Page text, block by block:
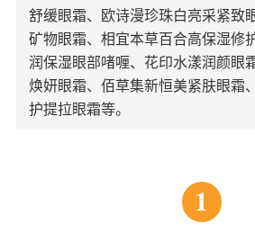
舒缓眼霜、欧诗漫珍珠白亮采紧致
矿物眼霜、相宜本草百合高保湿修
润保湿眼部啫喱、花印水漾润颜眼
焕妍眼霜、佰草集新恒美紧肤眼霜
护提拉眼霜等。
1